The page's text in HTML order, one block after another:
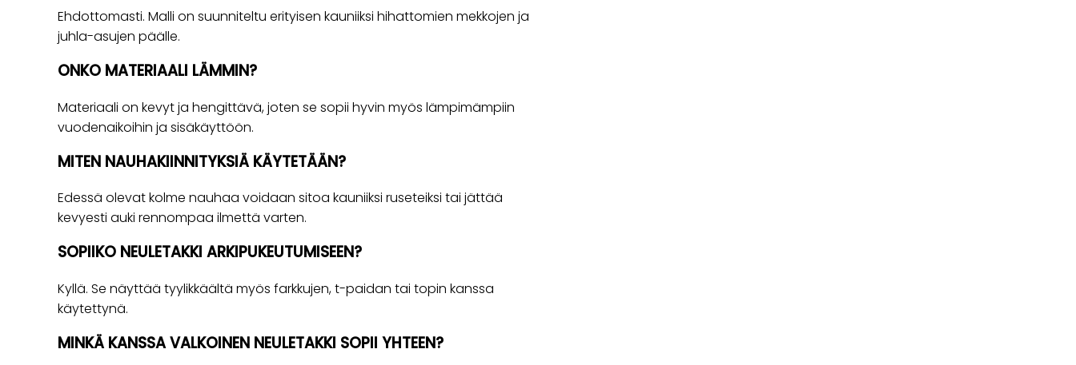
Ehdottomasti. Malli on suunniteltu erityisen kauniiksi hihattomien mekkojen ja
juhla-asujen päälle.
ONKO MATERIAALI LÄMMIN?
Materiaali on kevyt ja hengittävä, joten se sopii hyvin myös lämpimämpiin
vuodenaikoihin ja sisäkäyttöön.
MITEN NAUHAKIINNITYKSIÄ KÄYTETÄÄN?
Edessä olevat kolme nauhaa voidaan sitoa kauniiksi ruseteiksi tai jättää
kevyesti auki rennompaa ilmettä varten.
SOPIIKO NEULETAKKI ARKIPUKEUTUMISEEN?
Kyllä. Se näyttää tyylikkäältä myös farkkujen, t-paidan tai topin kanssa
käytettynä.
MINKÄ KANSSA VALKOINEN NEULETAKKI SOPII YHTEEN?